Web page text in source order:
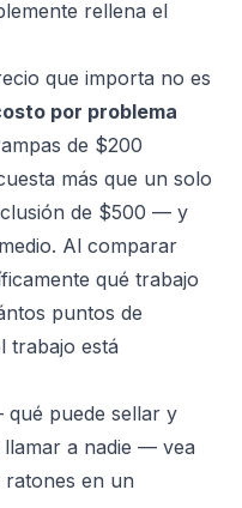
rellena el
que importa no es
por problema
de $200
más que un solo
de $500 — y
Al comparar
qué trabajo
puntos de
trabajo está
puede sellar y
a nadie — vea
ratones en un